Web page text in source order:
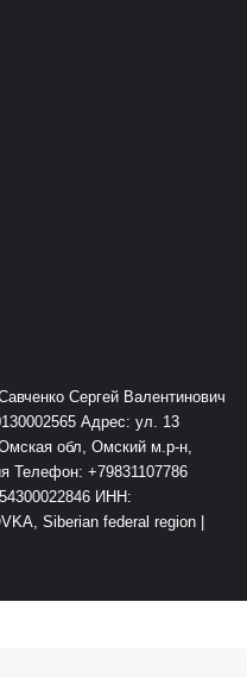
Сергей Валентинович
Адрес: ул. 13
обл, Омский м.р-н,
Телефон: +79831107786
ИНН:
Siberian federal region |